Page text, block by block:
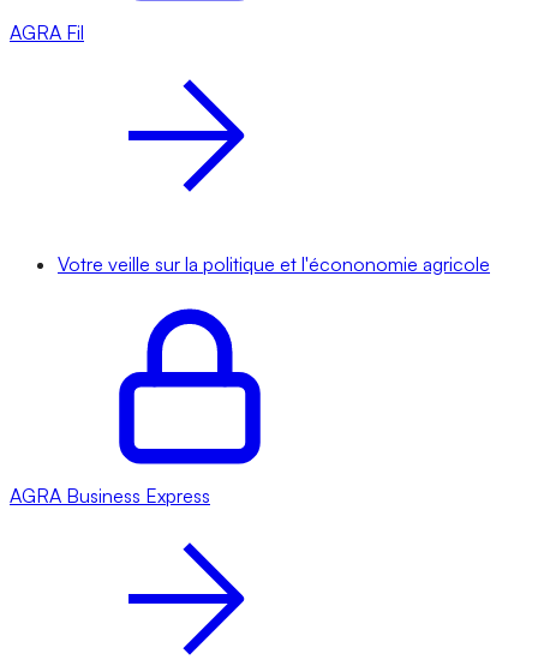
AGRA Fil
Votre veille sur la politique et l'écononomie agricole
AGRA Business Express